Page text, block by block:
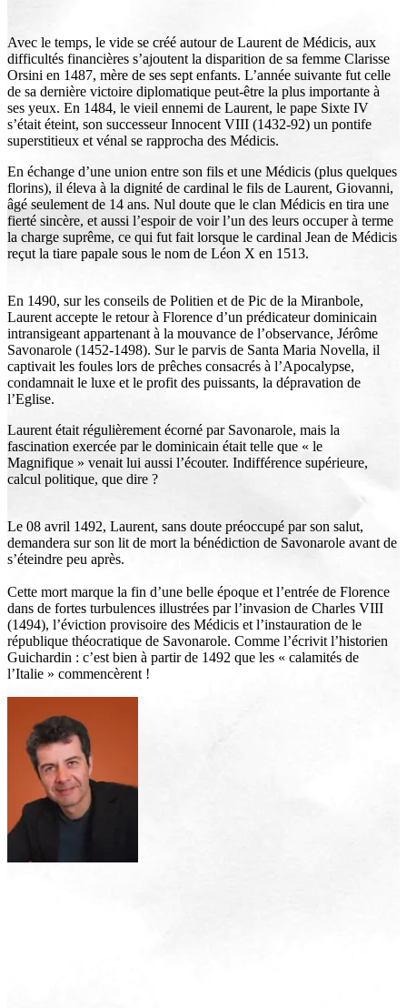
Avec le temps, le vide se créé autour de Laurent de Médicis, aux
difficultés financières s’ajoutent la disparition de sa femme Clarisse
Orsini en 1487, mère de ses sept enfants. L’année suivante fut celle
de sa dernière victoire diplomatique peut-être la plus importante à
ses yeux. En 1484, le vieil ennemi de Laurent, le pape Sixte IV
s’était éteint, son successeur Innocent VIII (1432-92) un pontife
superstitieux et vénal se rapprocha des Médicis.
En échange d’une union entre son fils et une Médicis (plus quelques
florins), il éleva à la dignité de cardinal le fils de Laurent, Giovanni,
âgé seulement de 14 ans. Nul doute que le clan Médicis en tira une
fierté sincère, et aussi l’espoir de voir l’un des leurs occuper à terme
la charge suprême, ce qui fut fait lorsque le cardinal Jean de Médicis
reçut la tiare papale sous le nom de Léon X en 1513.
En 1490, sur les conseils de Politien et de Pic de la Miranbole,
Laurent accepte le retour à Florence d’un prédicateur dominicain
intransigeant appartenant à la mouvance de l’observance, Jérôme
Savonarole (1452-1498). Sur le parvis de Santa Maria Novella, il
captivait les foules lors de prêches consacrés à l’Apocalypse,
condamnait le luxe et le profit des puissants, la dépravation de
l’Eglise.
Laurent était régulièrement écorné par Savonarole, mais la
fascination exercée par le dominicain était telle que « le
Magnifique » venait lui aussi l’écouter. Indifférence supérieure,
calcul politique, que dire ?
Le 08 avril 1492, Laurent, sans doute préoccupé par son salut,
demandera sur son lit de mort la bénédiction de Savonarole avant de
s’éteindre peu après.
Cette mort marque la fin d’une belle époque et l’entrée de Florence
dans de fortes turbulences illustrées par l’invasion de Charles VIII
(1494), l’éviction provisoire des Médicis et l’instauration de le
république théocratique de Savonarole. Comme l’écrivit l’historien
Guichardin : c’est bien à partir de 1492 que les « calamités de
l’Italie » commencèrent !